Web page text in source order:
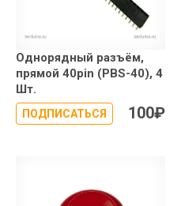
Однорядный разъём,
прямой 40pin (PBS-40), 4
Шт.
ПОДПИСАТЬСЯ 100₽